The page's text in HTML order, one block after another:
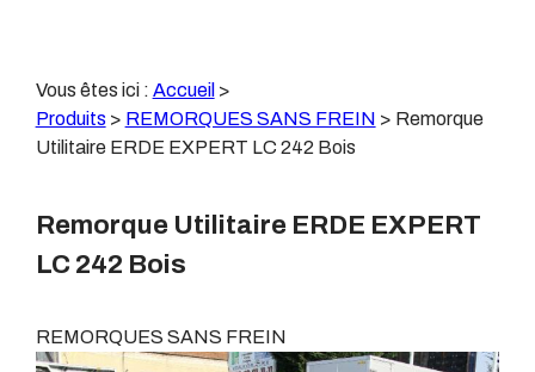
Vous êtes ici : Accueil >
Produits > REMORQUES SANS FREIN > Remorque
Utilitaire ERDE EXPERT LC 242 Bois
Remorque Utilitaire ERDE EXPERT
LC 242 Bois
REMORQUES SANS FREIN